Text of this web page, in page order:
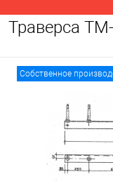
Траверса
Собственное